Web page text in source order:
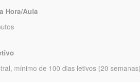
Hora/Aula
mínimo de 100 dias letivos (20 semanas)